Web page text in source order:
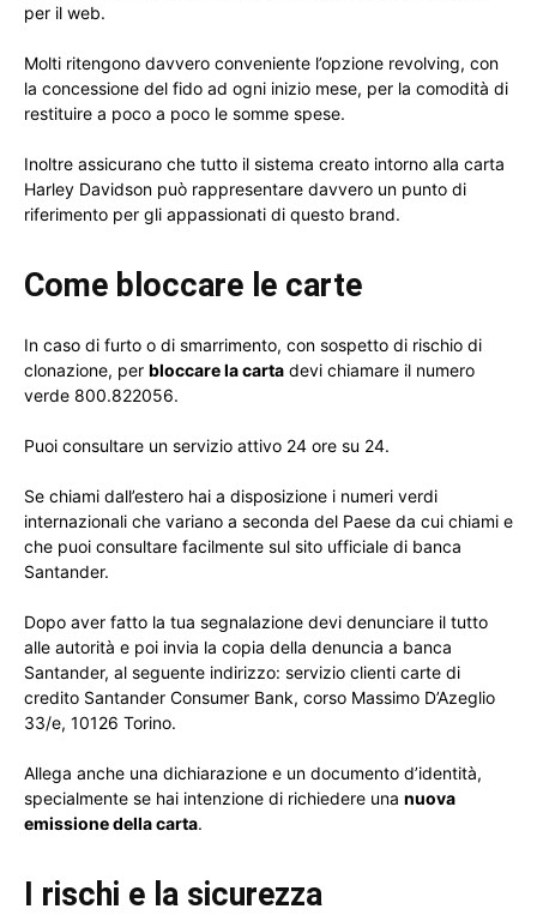
per il web.
Molti ritengono davvero conveniente l’opzione revolving, con
la concessione del fido ad ogni inizio mese, per la comodità di
restituire a poco a poco le somme spese.
Inoltre assicurano che tutto il sistema creato intorno alla carta
Harley Davidson può rappresentare davvero un punto di
riferimento per gli appassionati di questo brand.
Come bloccare le carte
In caso di furto o di smarrimento, con sospetto di rischio di
clonazione, per bloccare la carta devi chiamare il numero
verde 800.822056.
Puoi consultare un servizio attivo 24 ore su 24.
Se chiami dall’estero hai a disposizione i numeri verdi
internazionali che variano a seconda del Paese da cui chiami e
che puoi consultare facilmente sul sito ufficiale di banca
Santander.
Dopo aver fatto la tua segnalazione devi denunciare il tutto
alle autorità e poi invia la copia della denuncia a banca
Santander, al seguente indirizzo: servizio clienti carte di
credito Santander Consumer Bank, corso Massimo D’Azeglio
33/e, 10126 Torino.
Allega anche una dichiarazione e un documento d’identità,
specialmente se hai intenzione di richiedere una nuova
emissione della carta.
I rischi e la sicurezza